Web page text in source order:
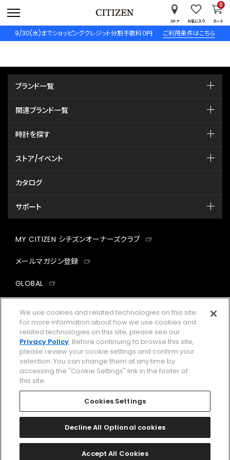
9/30(水)までショッピングクレジット分割手数料０円 ご利用条件はこちら
ストア お気に入り カート
0
ブランド一覧
関連ブランド一覧
時計を探す
ストア/イベント
カタログ
サポート
MY CITIZEN シチズンオーナーズクラブ
メールマガジン登録
GLOBAL
facebookinstagramtwitter
企業情報 ご利用規約
プライバシーポリシー Cookies Settings
Amazon PayはAmazon.com, Inc.またはその関連会社の商標です。
2026 CITIZEN WATCH CO., LTD.
We use cookies and related technologies on this site.
For more information about how we use cookies and
related technologies on this site, please see our
Privacy Policy. Before continuing to browse this site,
please review your cookie settings and confirm your
selection. You can change them at any time by
accessing the "Cookie Settings" link in the footer of
this site.
Cookies Settings
Decline All Optional cookies
Accept All Cookies